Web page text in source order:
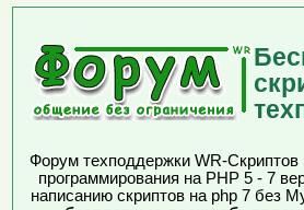
Форум техподдержки WR-
программирования на PHP 5 - 7
написанию скриптов на php 7 без